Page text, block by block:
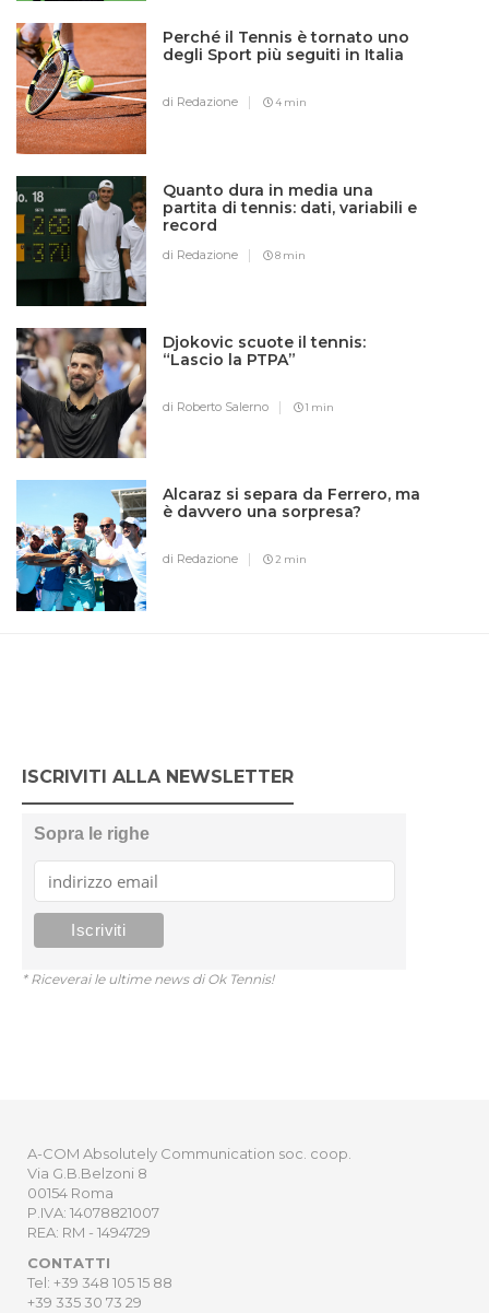
Perché il Tennis è tornato uno
degli Sport più seguiti in Italia
di Redazione 4 min
Quanto dura in media una
partita di tennis: dati, variabili e
record
di Redazione 8 min
Djokovic scuote il tennis:
“Lascio la PTPA”
di Roberto Salerno 1 min
Alcaraz si separa da Ferrero, ma
è davvero una sorpresa?
di Redazione 2 min
ISCRIVITI ALLA NEWSLETTER
Sopra le righe
* Riceverai le ultime news di Ok Tennis!
A-COM Absolutely Communication soc. coop.
Via G.B.Belzoni 8
00154 Roma
P.IVA: 14078821007
REA: RM - 1494729
CONTATTI
Tel: +39 348 105 15 88
+39 335 30 73 29